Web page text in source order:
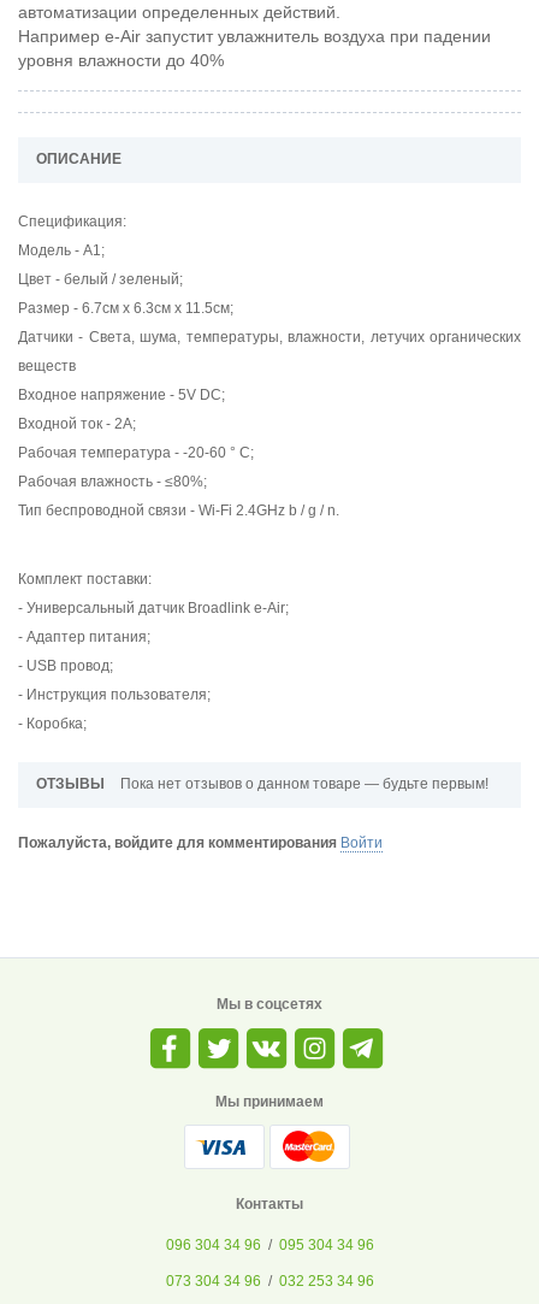
автоматизации определенных действий.
Например e-Air запустит увлажнитель воздуха при падении
уровня влажности до 40%
ОПИСАНИЕ
Спецификация:
Модель - A1;
Цвет - белый / зеленый;
Размер - 6.7см х 6.3см х 11.5см;
Датчики - Света, шума, температуры, влажности, летучих органических
веществ
Входное напряжение - 5V DC;
Входной ток - 2A;
Рабочая температура - -20-60 ° C;
Рабочая влажность - ≤80%;
Тип беспроводной связи - Wi-Fi 2.4GHz b / g / n.
Комплект поставки:
- Универсальный датчик Broadlink e-Air;
- Адаптер питания;
- USB провод;
- Инструкция пользователя;
- Коробка;
ОТЗЫВЫ Пока нет отзывов о данном товаре — будьте первым!
Пожалуйста, войдите для комментирования Войти
Мы в соцсетях
Мы принимаем
Контакты
096 304 34 96 / 095 304 34 96
073 304 34 96 / 032 253 34 96